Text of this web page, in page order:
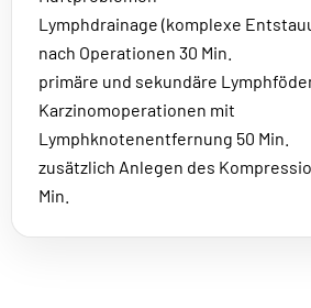
Lymphdrainage (komplexe
nach Operationen 30 Min.
primäre und sekundäre
Karzinomoperationen mit
Lymphknotenentfernung 50 Min.
zusätzlich Anlegen des
Min.